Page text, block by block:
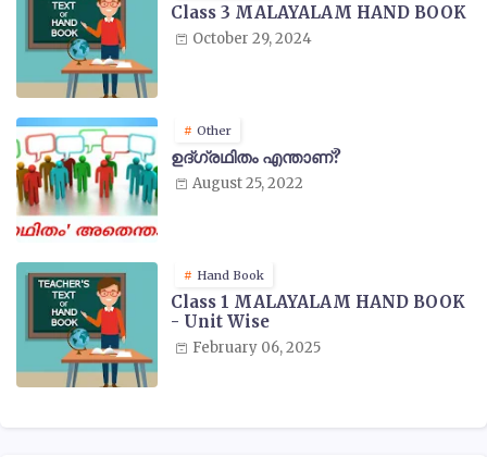
Class 3 MALAYALAM HAND BOOK
October 29, 2024
Other
ഉദ്ഗ്രഥിതം എന്താണ്?
August 25, 2022
Hand Book
Class 1 MALAYALAM HAND BOOK
- Unit Wise
February 06, 2025